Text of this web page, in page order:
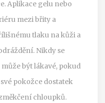
Aplikace gelu nebo
mezi břity a
tlaku na kůži a
Nikdy se
být lákavé, pokud
pokožce dostatek
chloupků.